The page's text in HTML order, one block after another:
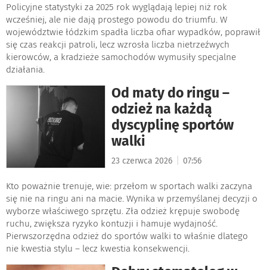
Policyjne statystyki za 2025 rok wyglądają lepiej niż rok
wcześniej, ale nie dają prostego powodu do triumfu. W
województwie łódzkim spadła liczba ofiar wypadków, poprawił
się czas reakcji patroli, lecz wzrosła liczba nietrzeźwych
kierowców, a kradzieże samochodów wymusiły specjalne
działania.
Od maty do ringu –
odzież na każdą
dyscyplinę sportów
walki
23 czerwca 2026 07:56
Kto poważnie trenuje, wie: przełom w sportach walki zaczyna
się nie na ringu ani na macie. Wynika w przemyślanej decyzji o
wyborze właściwego sprzętu. Zła odzież krępuje swobodę
ruchu, zwiększa ryzyko kontuzji i hamuje wydajność.
Pierwszorzędna odzież do sportów walki to właśnie dlatego
nie kwestia stylu – lecz kwestia konsekwencji.